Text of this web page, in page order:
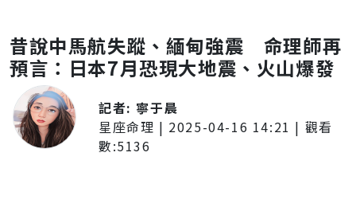
昔說中馬航失蹤、緬甸強震 命理師再
預言：日本7月恐現大地震、火山爆發
記者: 寧于晨
星座命理 | 2025-04-16 14:21 | 觀看
數:5136